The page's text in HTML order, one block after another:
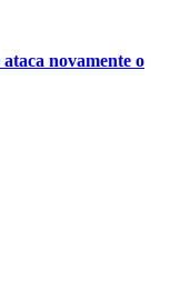
novamente o